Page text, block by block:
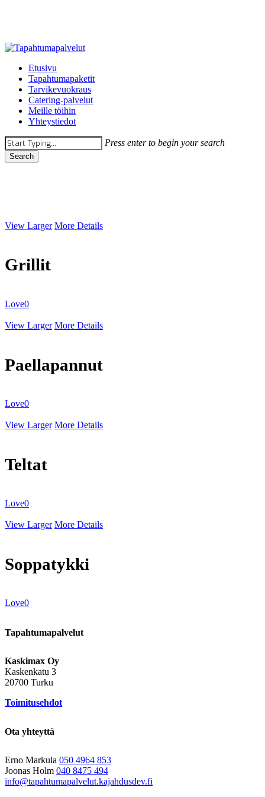
content
Menu
Etusivu
Tapahtumapaketit
Tarvikevuokraus
Catering-palvelut
Meille töihin
Yhteystiedot
Press enter to begin your search
Search
View Larger More Details
Grillit
Love0
View Larger More Details
Paellapannut
Love0
View Larger More Details
Teltat
Love0
View Larger More Details
Soppatykki
Love0
Tapahtumapalvelut
Kaskimax Oy
Kaskenkatu 3
20700 Turku
Toimitusehdot
Ota yhteyttä
Erno Markula 050 4964 853
Joonas Holm 040 8475 494
info@tapahtumapalvelut.kajahdusdev.fi